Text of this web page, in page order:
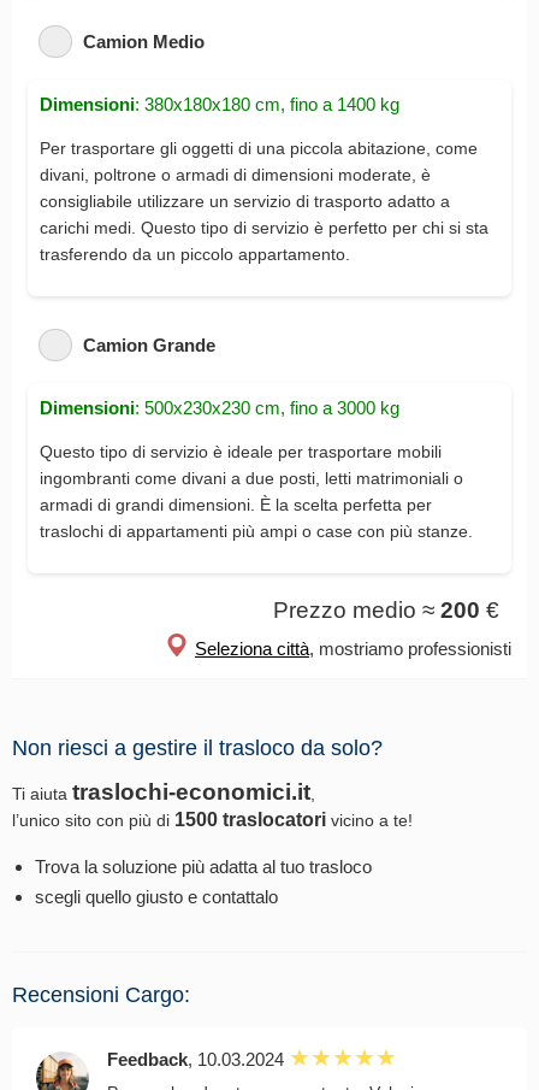
Camion Medio
Dimensioni: 380x180x180 cm, fino a 1400 kg
Per trasportare gli oggetti di una piccola abitazione, come
divani, poltrone o armadi di dimensioni moderate, è
consigliabile utilizzare un servizio di trasporto adatto a
carichi medi. Questo tipo di servizio è perfetto per chi si sta
trasferendo da un piccolo appartamento.
Camion Grande
Dimensioni: 500x230x230 cm, fino a 3000 kg
Questo tipo di servizio è ideale per trasportare mobili
ingombranti come divani a due posti, letti matrimoniali o
armadi di grandi dimensioni. È la scelta perfetta per
traslochi di appartamenti più ampi o case con più stanze.
Prezzo medio ≈ 200 €
Seleziona città, mostriamo professionisti
Non riesci a gestire il trasloco da solo?
Ti aiuta traslochi-economici.it,
l’unico sito con più di 1500 traslocatori vicino a te!
Trova la soluzione più adatta al tuo trasloco
scegli quello giusto e contattalo
Recensioni Cargo:
Feedback, 10.03.2024